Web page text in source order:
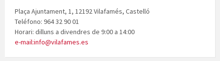
Plaça Ajuntament, 1, 12192 Vilafamés, Castelló
Teléfono: 964 32 90 01
Horari: dilluns a divendres de 9:00 a 14:00
e-mail:info@vilafames.es